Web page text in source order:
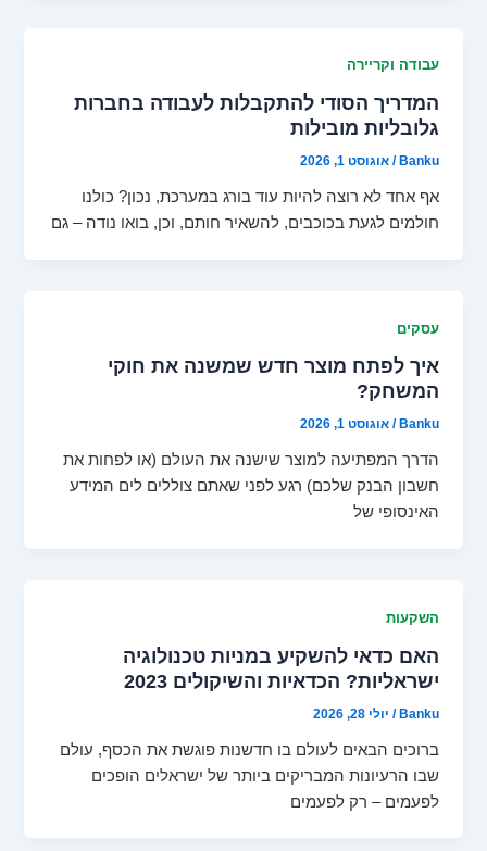
עבודה וקריירה
המדריך הסודי להתקבלות לעבודה בחברות
גלובליות מובילות
Banku
/אוגוסט 1, 2026
אף אחד לא רוצה להיות עוד בורג במערכת, נכון? כולנו
חולמים לגעת בכוכבים, להשאיר חותם, וכן, בואו נודה – גם
עסקים
איך לפתח מוצר חדש שמשנה את חוקי
המשחק?
Banku
/אוגוסט 1, 2026
הדרך המפתיעה למוצר שישנה את העולם (או לפחות את
חשבון הבנק שלכם) רגע לפני שאתם צוללים לים המידע
האינסופי של
השקעות
האם כדאי להשקיע במניות טכנולוגיה
ישראליות? הכדאיות והשיקולים 2023
Banku
/ יולי 28, 2026
ברוכים הבאים לעולם בו חדשנות פוגשת את הכסף, עולם
שבו הרעיונות המבריקים ביותר של ישראלים הופכים
לפעמים – רק לפעמים